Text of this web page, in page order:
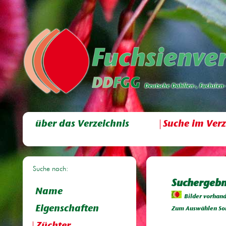
über das Verzeichnis Suche im
Suche nach:
Name
Eigenschaften
Bilder
Zum Auswählen